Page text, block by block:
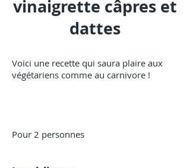
vinaigrette câpres et
dattes
Voici une recette qui saura plaire aux
végétariens comme au carnivore !
Pour 2 personnes